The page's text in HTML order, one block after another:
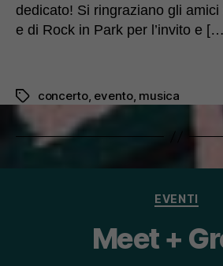
dedicato! Si ringraziano gli
e di Rock in Park per l’invito e
Tag concerto, evento, musica
EVENTI
Meet +